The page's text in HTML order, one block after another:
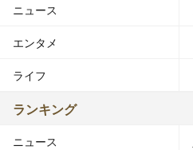
ニュース
エンタメ
ライフ
ランキング
ニュース